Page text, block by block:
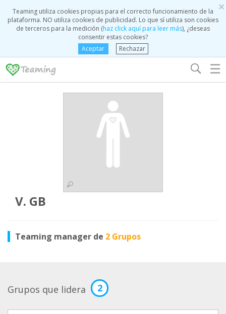
×
Teaming utiliza cookies propias para el correcto funcionamiento de la
plataforma. NO utiliza cookies de publicidad. Lo que sí utiliza son cookies
de terceros para la medición (haz click aquí para leer más), ¿deseas
consentir estas cookies?
Aceptar
Rechazar
☰
V. GB
Teaming manager de 2 Grupos
Grupos que lidera 2